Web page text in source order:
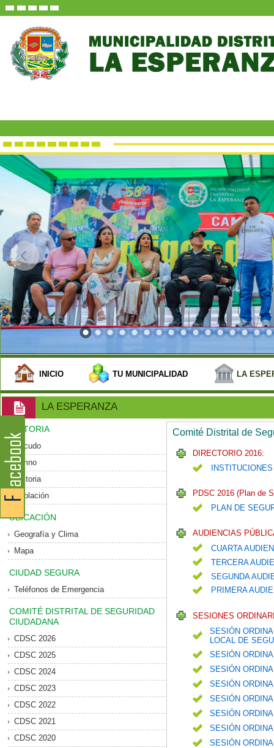
INICIO TU MUNICIPALIDAD LA
LA ESPERANZA
HISTORIA
Escudo
Himno
Historia
Población
UBICACIÓN
Geografía y Clima
Mapa
CIUDAD SEGURA
Teléfonos de Emergencia
COMITÉ DISTRITAL DE SEGURIDAD
CIUDADANA
CDSC 2026
CDSC 2025
CDSC 2024
CDSC 2023
CDSC 2022
CDSC 2021
CDSC 2020
Comité Distrital de
DIRECTORIO 2016:
PDSC 2016 (Plan de
PLAN DE
AUDIENCIAS
CUARTA
TERCERA
SEGUNDA
PRIMERA
SESIONES
SESIÓN
LOCAL DE
SESIÓN
SESIÓN
SESIÓN
SESIÓN
SESIÓN
SESIÓN
SESIÓN